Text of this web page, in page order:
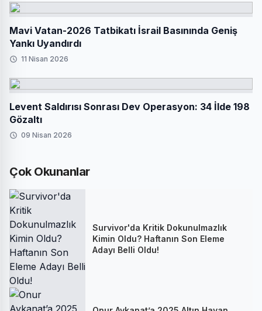
Mavi Vatan-2026 Tatbikatı İsrail Basınında Geniş
Yankı Uyandırdı
11 Nisan 2026
Levent Saldırısı Sonrası Dev Operasyon: 34 İlde 198
Gözaltı
09 Nisan 2026
Çok Okunanlar
Survivor'da Kritik Dokunulmazlık
Kimin Oldu? Haftanın Son Eleme
Adayı Belli Oldu!